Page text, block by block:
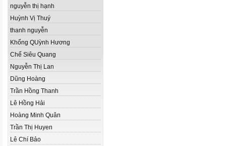
nguyễn thị hạnh
Huỳnh Vị Thuý
thanh nguyễn
Khổng QUỳnh Hương
Chế Siêu Quang
Nguyễn Thị Lan
Dũng Hoàng
Trần Hồng Thanh
Lê Hồng Hải
Hoàng Minh Quân
Trần Thị Huyen
Lê Chí Bảo